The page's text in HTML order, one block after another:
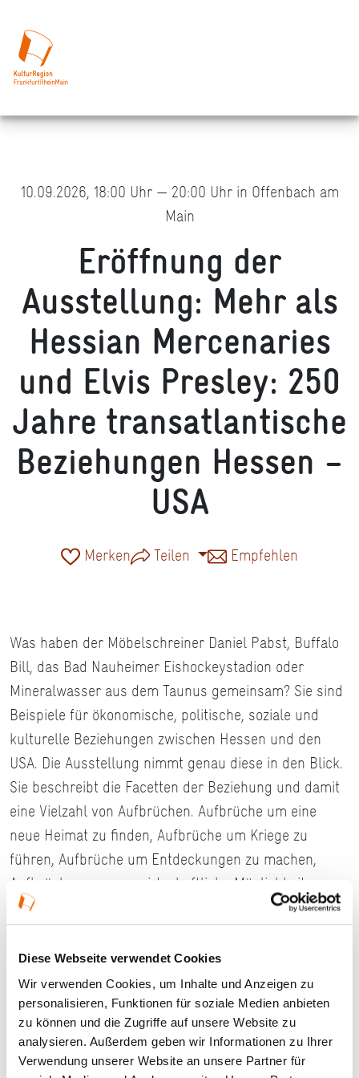
Diese Webseite verwendet Cookies
Wir verwenden Cookies, um Inhalte und Anzeigen zu
personalisieren, Funktionen für soziale Medien anbieten
zu können und die Zugriffe auf unsere Website zu
analysieren. Außerdem geben wir Informationen zu Ihrer
Verwendung unserer Website an unsere Partner für
10.09.2026, 18:00 Uhr — 20:00 Uhr in Offenbach am
Main
Eröffnung der
Ausstellung: Mehr als
Hessian Mercenaries
und Elvis Presley: 250
Jahre transatlantische
Beziehungen Hessen –
USA
Merken Teilen Empfehlen
Was haben der Möbelschreiner Daniel Pabst, Buffalo
Bill, das Bad Nauheimer Eishockeystadion oder
Mineralwasser aus dem Taunus gemeinsam? Sie sind
Beispiele für ökonomische, politische, soziale und
kulturelle Beziehungen zwischen Hessen und den
USA. Die Ausstellung nimmt genau diese in den Blick.
Sie beschreibt die Facetten der Beziehung und damit
eine Vielzahl von Aufbrüchen. Aufbrüche um eine
neue Heimat zu finden, Aufbrüche um Kriege zu
führen, Aufbrüche um Entdeckungen zu machen,
Aufbrüche um neue wirtschaftliche Möglichkeiten zu
erreichen. Alle diese Aufbrüche bilden einen Teil des
großen Aufbruchs in die Moderne.
Details
10.09.2026, 18:00 Uhr — 20:00 Uhr in Offenbach